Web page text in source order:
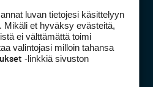
mediakortti
luvan tietojesi käsittelyyn
Mikäli et hyväksy evästeitä,
ei välttämättä toimi
valintojasi milloin tahansa
-linkkiä sivuston